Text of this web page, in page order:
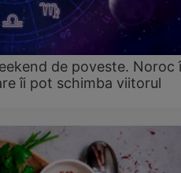
de poveste. Noroc
îi pot schimba viitorul